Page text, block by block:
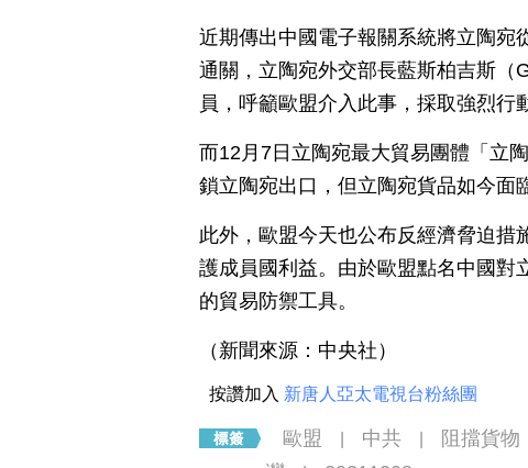
近期傳出中國電子報關系統將立陶宛
通關，立陶宛外交部長藍斯柏吉斯（
員，呼籲歐盟介入此事，採取強烈行
而12月7日立陶宛最大貿易團體「立
鎖立陶宛出口，但立陶宛貨品如今面
此外，歐盟今天也公布反經濟脅迫措
護成員國利益。由於歐盟點名中國對
的貿易防禦工具。
（新聞來源：中央社）
按讚加入 新唐人亞太電視台粉絲團
歐盟 中共 阻擋貨物